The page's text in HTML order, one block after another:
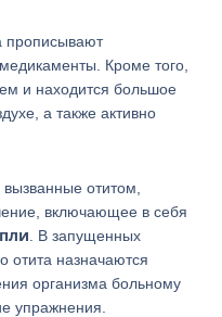
прописывают
Кроме того,
и находится большое
а также активно
отитом,
включающее в себя
. В запущенных
отита назначаются
организма больному
упражнения.